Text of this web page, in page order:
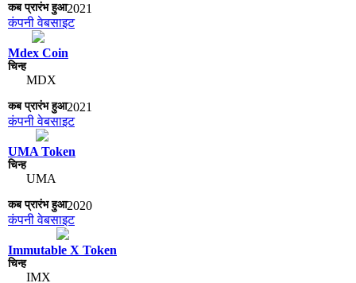
2021
कंपनी वेबसाइट
Mdex Coin
MDX
2021
कंपनी वेबसाइट
UMA Token
UMA
2020
कंपनी वेबसाइट
Immutable X Token
IMX